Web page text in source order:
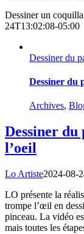
Dessiner un
24T13:02:08-05:00
Dessiner du
Dessiner du
Archives,
Dessiner
l’oeil
Lo Artiste2024-08-
LO présente la
trompe l’œil en
pinceau. La vidéo
mais toutes les